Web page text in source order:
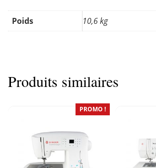
Poids 10,6 kg
Produits similaires
PROMO !